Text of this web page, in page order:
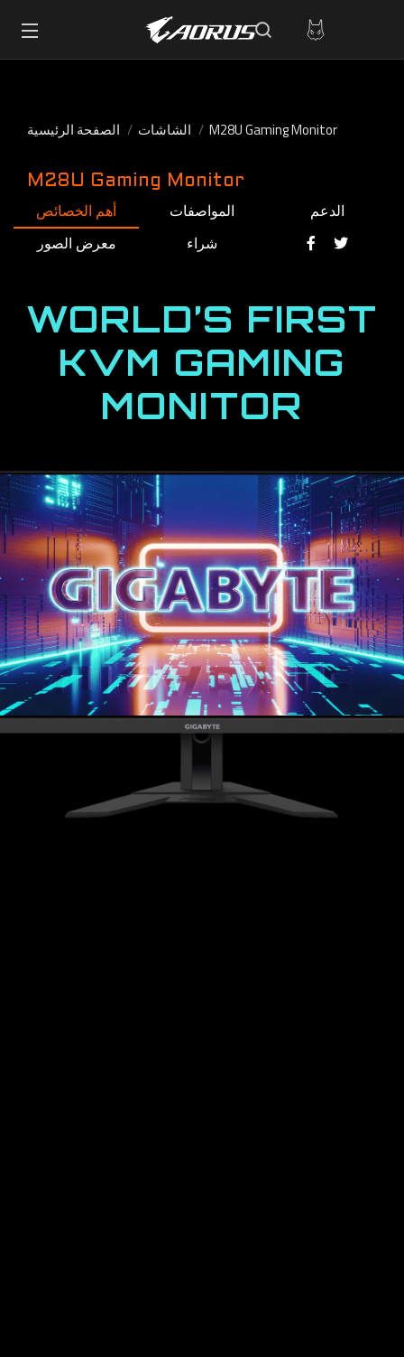
الصفحة الرئيسية الشاشات M28U Gaming Monitor
M28U Gaming Monitor
أهم الخصائص المواصفات
الدعم
معرض الصور
شراء
WORLD’S FIRST
KVM GAMING
MONITOR